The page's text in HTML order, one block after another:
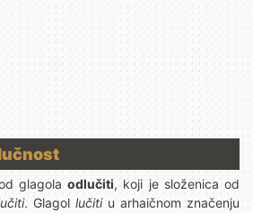
glagolaodlučiti, koji je složenica od
. Glagol lučitiu arhaičnom značenju